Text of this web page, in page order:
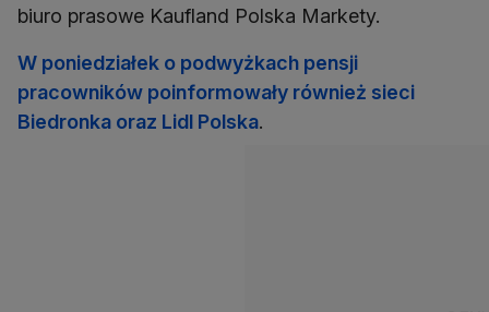
biuro prasowe Kaufland Polska Markety.
W poniedziałek o podwyżkach pensji
pracowników poinformowały również sieci
Biedronka oraz Lidl Polska.